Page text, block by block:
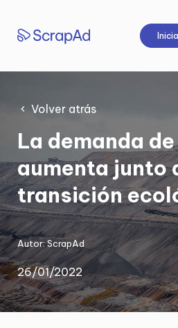
contenido
Volver atrás
La demanda
aumenta junto
transición
Autor:ScrapAd
26/01/2022